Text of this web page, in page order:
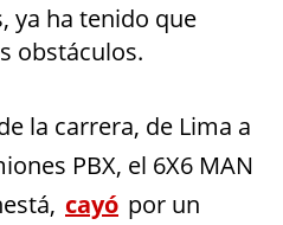
ya ha tenido que
obstáculos.
la carrera, de Lima a
PBX, el 6X6 MAN
cayó por un